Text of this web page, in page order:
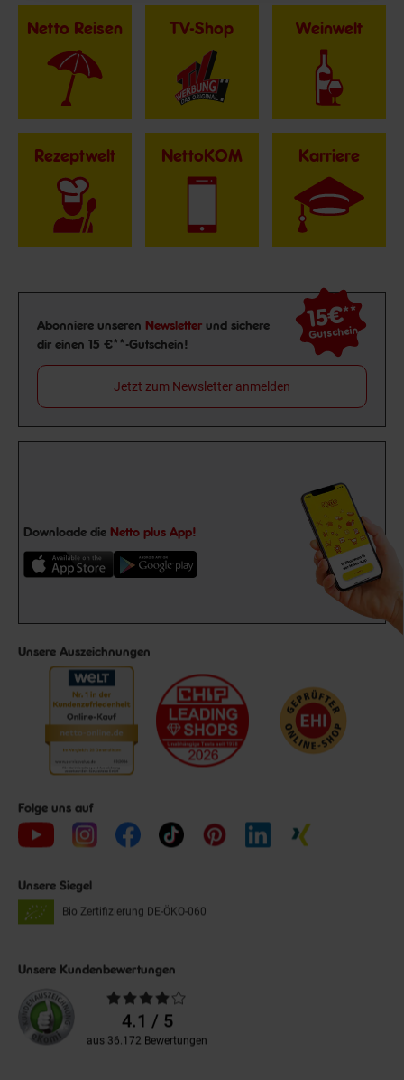
Netto Reisen TV-Shop Weinwelt
Rezeptwelt NettoKOM Karriere
Newsletter Anmeldung
Abonniere unseren Newsletter und sichere
dir einen 15 €**-Gutschein!
15€**
Gutschein
Jetzt zum Newsletter anmelden
Downloade die Netto plus App!
Unsere Auszeichnungen
Folge uns auf
Unsere Siegel
Bio Zertifizierung DE-ÖKO-060
Unsere Kundenbewertungen
Durchschnittliche
Bewertungen4.1 / 5
aus 36.172 Bewertungen